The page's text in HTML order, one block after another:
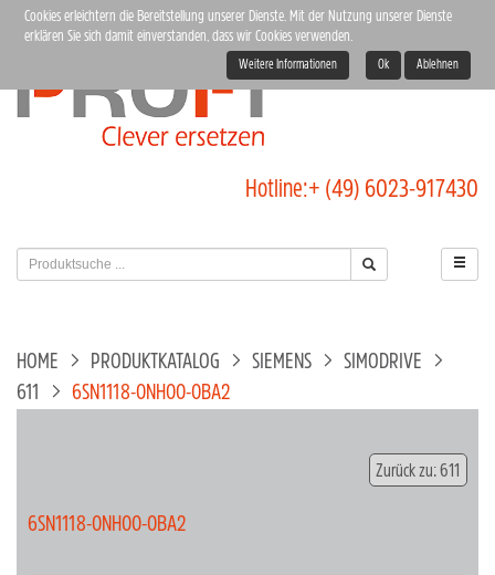
Hotline:+ (49) 6023-917430
HOME PRODUKTKATALOG SIEMENS
SIMODRIVE
611
6SN1118-0NH00-0BA2
Zurück zu: 611
6SN1118-0NH00-0BA2
Cookies erleichtern die Bereitstellung unserer Dienste. Mit der Nutzung unserer Dienste
erklären Sie sich damit einverstanden, dass wir Cookies verwenden.
Weitere Informationen Ok Ablehnen